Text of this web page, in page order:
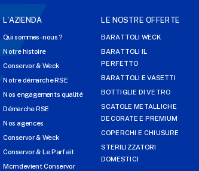
L'AZIENDA
Qui sommes-nous ?
Notre histoire
Conservor & Weck
Notre démarche RSE
Nos engagements qualité
Démarche RSE
Nos agences
Conservor & Weck
Conservor & Le Parfait
Mcm devient Conservor
LE NOSTRE OFFERTE
BARATTOLI WECK
BARATTOLI IL
PERFETTO
BARATTOLI E VASETTI
BOTTIGLIE DI VETRO
SCATOLE METALLICHE
DECORATE E PREMIUM
COPERCHI E CHIUSURE
STERILIZZATORI
DOMESTICI